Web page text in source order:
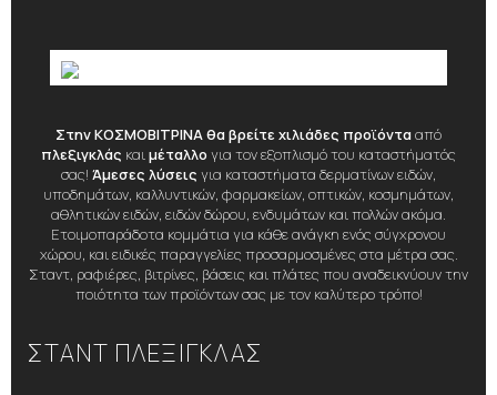
Στην ΚΟΣΜΟΒΙΤΡΙΝΑ θα βρείτε χιλιάδες προϊόντααπό
πλεξιγκλάς καιμέταλλο για τον εξοπλισμό του καταστήματός
σας! Άμεσες λύσεις για καταστήματα δερματίνων ειδών,
υποδημάτων, καλλυντικών, φαρμακείων, οπτικών, κοσμημάτων,
αθλητικών ειδών, ειδών δώρου, ενδυμάτων και πολλών ακόμα.
Ετοιμοπαράδοτα κομμάτια για κάθε ανάγκη ενός σύγχρονου
χώρου, και ειδικές παραγγελίες προσαρμοσμένες στα μέτρα σας.
Σταντ, ραφιέρες, βιτρίνες, βάσεις και πλάτες που αναδεικνύουν την
ποιότητα των προϊόντων σας με τον καλύτερο τρόπο!
ΣΤΑΝΤ ΠΛΕΞΙΓΚΛΑΣ